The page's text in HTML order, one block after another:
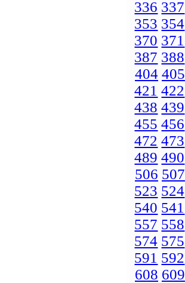
336 337
353 354
370 371
387 388
404 405
421 422
438 439
455 456
472 473
489 490
506 507
523 524
540 541
557 558
574 575
591 592
608 609